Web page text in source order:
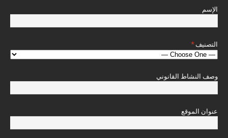
الإسم
التصنيف*
وصف النشاط القانوني
عنوان الموقع